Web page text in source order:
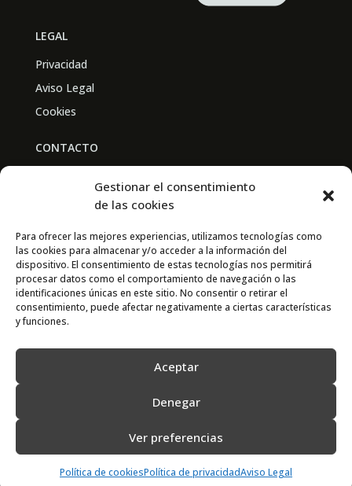
Gestionar el consentimiento
de las cookies
Para ofrecer las mejores experiencias, utilizamos tecnologías como
las cookies para almacenar y/o acceder a la información del
dispositivo. El consentimiento de estas tecnologías nos permitirá
procesar datos como el comportamiento de navegación o las
identificaciones únicas en este sitio. No consentir o retirar el
consentimiento, puede afectar negativamente a ciertas características
y funciones.
Aceptar
Denegar
Ver preferencias
Política de cookiesPolítica de privacidadAviso Legal
LEGAL
Privacidad
Aviso Legal
Cookies
CONTACTO
Av. Real Academia de Medicina
CONTACTO
667 841 238
info@adimur.es
2022 © Adimur · Asociación de Directivos de la Región de Murcia. Diseñada
porN7